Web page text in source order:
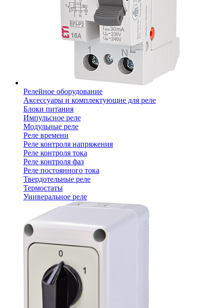
Релейное оборудование
Аксессуары и комплектующие для реле
Блоки питания
Импульсное реле
Модульные реле
Реле времени
Реле контроля напряжения
Реле контроля тока
Реле контроля фаз
Реле постоянного тока
Твердотельные реле
Термостаты
Универальное реле